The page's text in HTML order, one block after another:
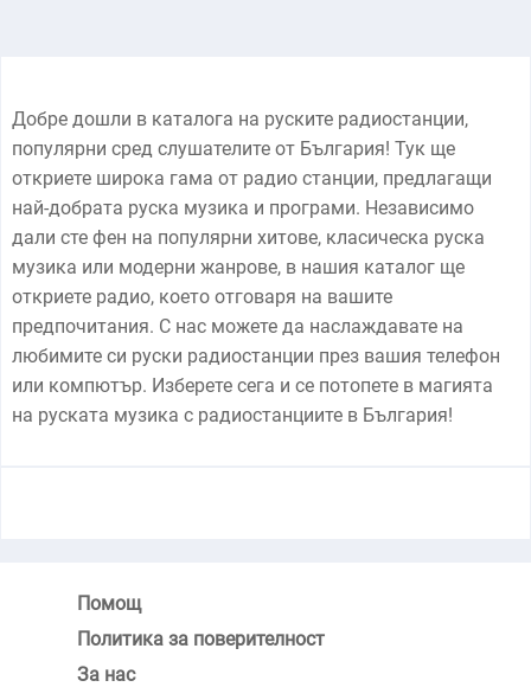
Добре дошли в каталога на руските радиостанции,
популярни сред слушателите от България! Тук ще
откриете широка гама от радио станции, предлагащи
най-добрата руска музика и програми. Независимо
дали сте фен на популярни хитове, класическа руска
музика или модерни жанрове, в нашия каталог ще
откриете радио, което отговаря на вашите
предпочитания. С нас можете да наслаждавате на
любимите си руски радиостанции през вашия телефон
или компютър. Изберете сега и се потопете в магията
на руската музика с радиостанциите в България!
Помощ
Политика за поверителност
За нас